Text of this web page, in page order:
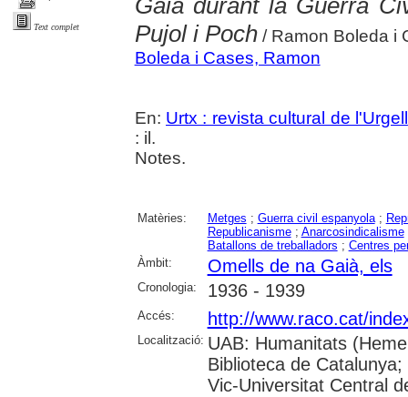
Text complet
Gaia durant la Guerra
Pujol i Poch/ Ramon Boleda i
Boleda i Cases, Ramon
En: Urtx : revista cultural de l'Urgell
: il.
Notes.
Matèries: Metges ; Guerra civil espanyola;
Republicanisme; Anarcosindicalisme
Batallons de treballadors ; Centres
Àmbit:
Omells de na Gaià, els
Cronologia: 1936 - 1939
Accés: http://www.raco.cat/
Localització: UAB: Humanitats
Biblioteca de
Vic-Universitat Central